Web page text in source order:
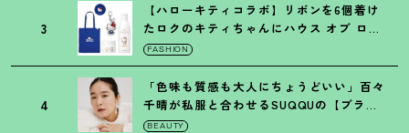
3
【ハローキティコラボ】リボンを6個着け
たロクのキティちゃんにハウス オブ ロー
ゼの限定パケも
FASHION
4
「色味も質感も大人にちょうどいい」百々
千晴が私服と合わせるSUQQUの【ブラー
リクイド リップ】6選
BEAUTY